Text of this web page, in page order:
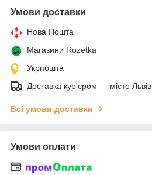
Умови доставки
Нова Пошта
Магазини Rozetka
Укрпошта
Доставка кур'єром — місто Львів
Всі умови доставки
Умови оплати